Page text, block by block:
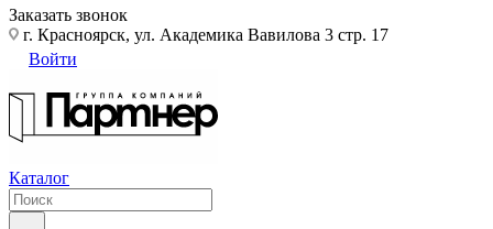
Заказать звонок
г. Красноярск, ул. Академика Вавилова 3 стр. 17
Войти
Каталог